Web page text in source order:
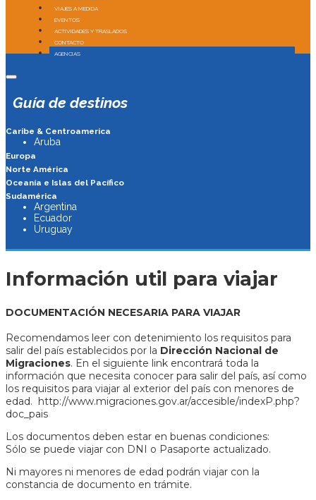
VIAJES A MEDIDA
EVENTOS
ACTIVIDADES Y TRASLADOS
CONTACTO
AGENCIAS
Guía de destinos
Caribe & Centroamerica
Aruba
Europa
Norte América
Oceanía e Islas del Pacífico
Sudamérica
Argentina
Ecuador
Uruguay
Información util para viajar
DOCUMENTACIÓN NECESARIA PARA VIAJAR
Recomendamos leer con detenimiento los requisitos para
salir del país establecidos por la Dirección Nacional de
Migraciones. En el siguiente link encontrará toda la
información que necesita conocer para salir del país, así como
los requisitos para viajar al exterior del país con menores de
edad. http://www.migraciones.gov.ar/accesible/indexP.php?
doc_pais
Los documentos deben estar en buenas condiciones:
Sólo se puede viajar con DNI o Pasaporte actualizado.
Ni mayores ni menores de edad podrán viajar con la
constancia de documento en trámite.